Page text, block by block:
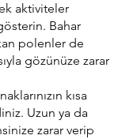
aktiviteler
Bahar
polenler de
gözünüze zarar
kısa
Uzun ya da
zarar verip